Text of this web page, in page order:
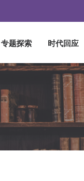
专题探索 时代回应